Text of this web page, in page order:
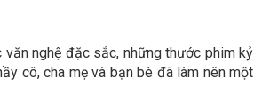
nghệ đặc sắc, những thước phim kỷ
cô, cha mẹ và bạn bè đã làm nên một